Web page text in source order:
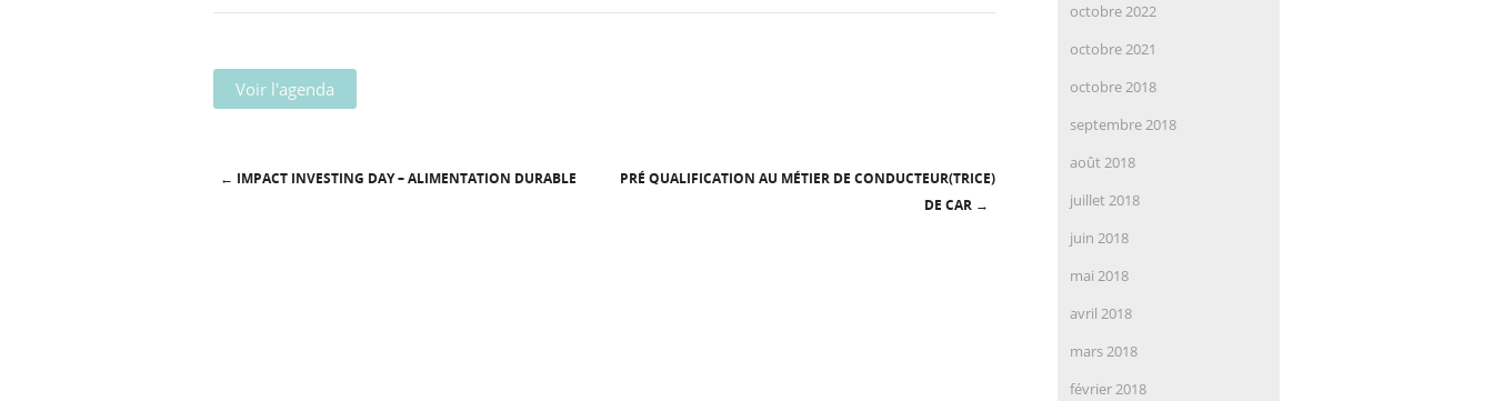
Voir l'agenda
← IMPACT INVESTING DAY – ALIMENTATION DURABLE
PRÉ QUALIFICATION AU MÉTIER DE CONDUCTEUR(TRICE)
DE CAR →
octobre 2022
octobre 2021
octobre 2018
septembre 2018
août 2018
juillet 2018
juin 2018
mai 2018
avril 2018
mars 2018
février 2018